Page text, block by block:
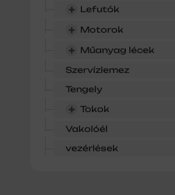
+ Lefutók
+ Motorok
+
Műanyag lécek
Szervízlemez
Tengely
+ Tokok
Vakolóél
vezérlések